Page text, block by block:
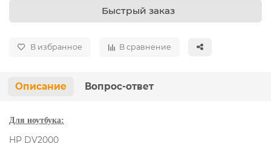
Быстрый заказ
В избранное В сравнение
Описание Вопрос-ответ
Для ноутбука:
HP DV2000